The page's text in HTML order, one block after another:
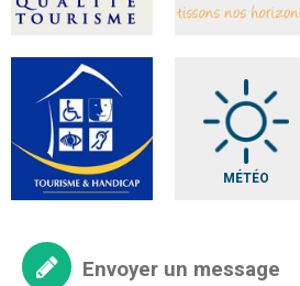
MÉTÉO
Envoyer un message